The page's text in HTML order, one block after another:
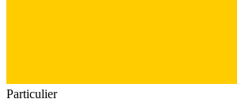
Particulier